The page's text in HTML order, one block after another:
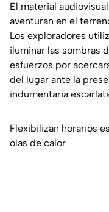
El material
aventuran en el
Los exploradores
iluminar las sombras
esfuerzos por
del lugar ante la
indumentaria
Flexibilizan horarios
olas de calor